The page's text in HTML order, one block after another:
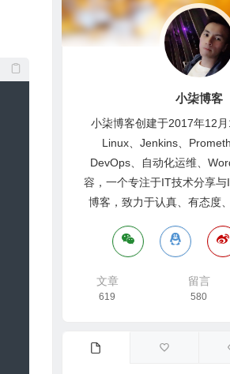
小柒博客
小柒博客创建于2017年12
Linux、Jenkins、
DevOps、自动化运维、
容，一个专注于IT技术分享与
博客，致力于认真、有态度
文章
619
留言
580